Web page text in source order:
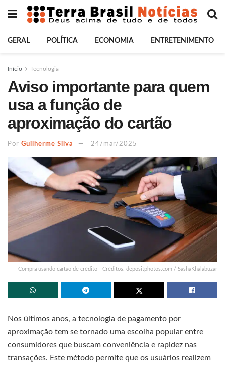
GERAL POLÍTICA ECONOMIA ENTRETENIMENTO
Início Tecnologia
Aviso importante para quem
usa a função de
aproximação do cartão
Por Guilherme Silva 24/mar/2025
Compra usando cartão de crédito - Créditos: depositphotos.com / SashaKhalabuzar
Nos últimos anos, a tecnologia de pagamento por
aproximação tem se tornado uma escolha popular entre
consumidores que buscam conveniência e rapidez nas
transações. Este método permite que os usuários realizem